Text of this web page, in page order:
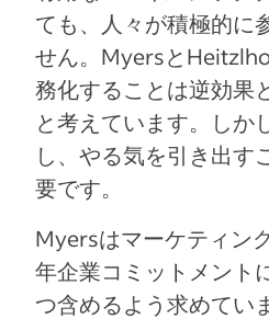
ても、人々が積極的に
せん。Myersと
務化することは逆効果
と考えています。しか
し、やる気を引き出す
要です。
Myersはマーケティン
年企業コミットメント
つ含めるよう求めてい